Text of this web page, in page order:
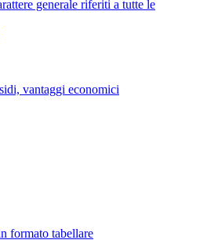
generale riferiti a tutte le
vantaggi economici
formato tabellare